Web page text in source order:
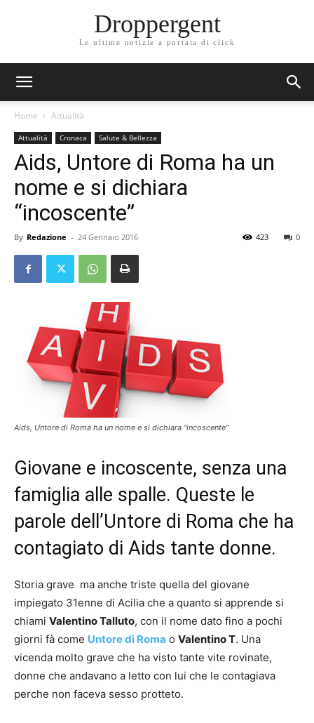
Droppergent
Le ultime notizie a portata di click
Home Attualità
Attualità Cronaca Salute & Bellezza
Aids, Untore di Roma ha un
nome e si dichiara
“incoscente”
By Redazione - 24 Gennaio 2016 0
423
Aids, Untore di Roma ha un nome e si dichiara "incoscente"
Giovane e incoscente, senza una
famiglia alle spalle. Queste le
parole dell’Untore di Roma che ha
contagiato di Aids tante donne.
Storia grave ma anche triste quella del giovane
impiegato 31enne di Acilia che a quanto si apprende si
chiami Valentino Talluto, con il nome dato fino a pochi
giorni fà come Untore di Roma o Valentino T. Una
vicenda molto grave che ha visto tante vite rovinate,
donne che andavano a letto con lui che le contagiava
perche non faceva sesso protteto.